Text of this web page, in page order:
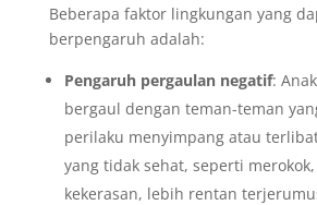
Beberapa faktor lingkungan yang
berpengaruh adalah:
Pengaruh pergaulan negatif:
bergaul dengan teman-teman
perilaku menyimpang atau
yang tidak sehat, seperti
kekerasan, lebih rentan